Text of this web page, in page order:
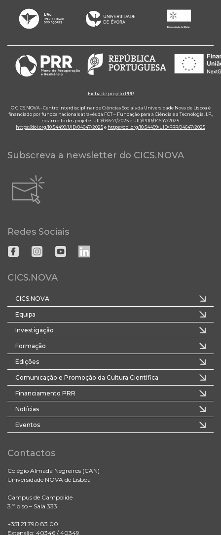
Ficha de projeto PRR
O CICS.NOVA - Centro Interdisciplinar de Ciências Sociais da Universidade Nova de Lisboa é
financiado por fundos nacionais através da FCT – Fundação para a Ciência e a Tecnologia, I.P.,
no âmbito dos projetos UID/04647/2025 e UID/PRR/04647/2025.
https://doi.org/10.54499/UID/04647/2025e https://doi.org/10.54499/UID/PRR/04647/2025
Subscreva a newsletter do CICS.NOVA
Redes Sociais
CICS.NOVA
CICS.NOVA
Equipa
Investigação
Formação
Edições
Comunicação e Promoção da Cultura Científica
Financiamento PRR
Notícias
Eventos
Contactos
Colégio Almada Negreiros (CAN)
Universidade NOVA de Lisboa
Campus de Campolide
3.º piso – Sala 333
+351 21 790 83 00
Extensão: 40346 / 40349